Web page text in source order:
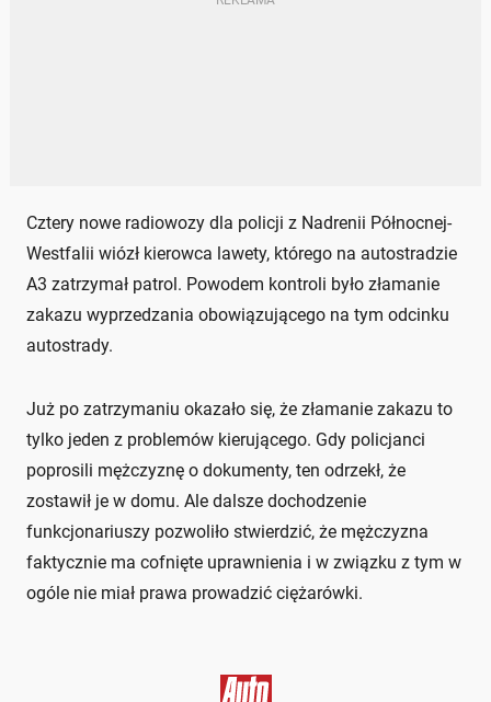
Cztery nowe radiowozy dla policji z Nadrenii Północnej-
Westfalii wiózł kierowca lawety, którego na autostradzie
A3 zatrzymał patrol. Powodem kontroli było złamanie
zakazu wyprzedzania obowiązującego na tym odcinku
autostrady.
Już po zatrzymaniu okazało się, że złamanie zakazu to
tylko jeden z problemów kierującego. Gdy policjanci
poprosili mężczyznę o dokumenty, ten odrzekł, że
zostawił je w domu. Ale dalsze dochodzenie
funkcjonariuszy pozwoliło stwierdzić, że mężczyzna
faktycznie ma cofnięte uprawnienia i w związku z tym w
ogóle nie miał prawa prowadzić ciężarówki.